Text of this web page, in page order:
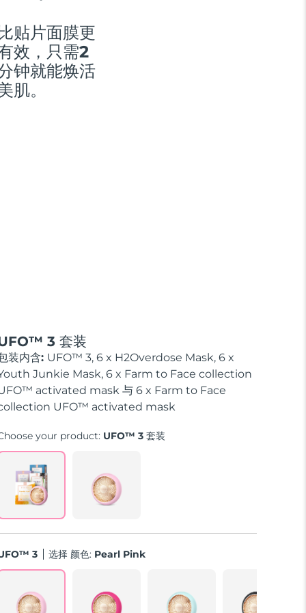
贴片面膜更
效，只需2
钟就能焕活
肌。
3 套装
装内含: UFO™ 3, 6 x H2Overdose Mask, 6 x
Junkie Mask, 6 x Farm to Face collection
activated mask 与 6 x Farm to Face
UFO™ activated mask
your product: UFO™ 3 套装
3 选择 颜色: Pearl Pink